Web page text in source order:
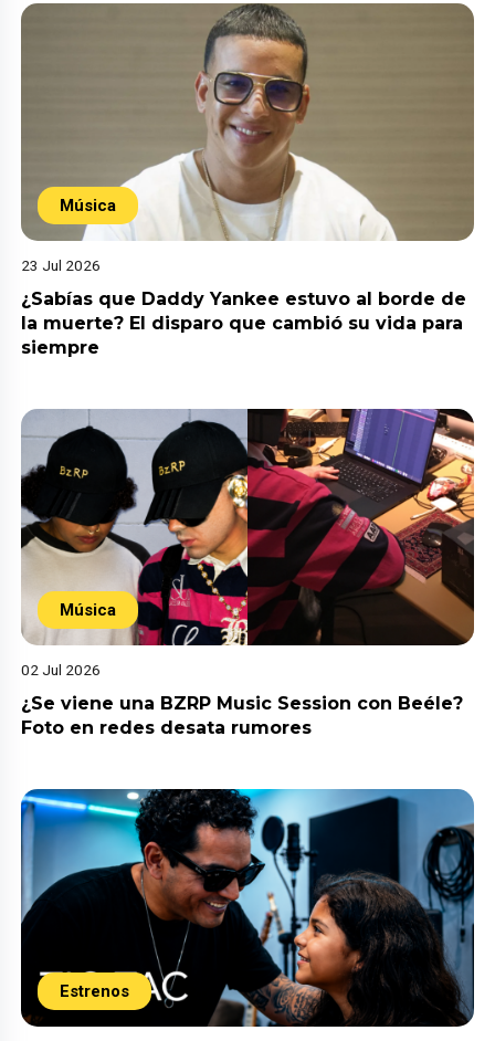
Música
23 Jul 2026
¿Sabías que Daddy Yankee estuvo al borde de
la muerte? El disparo que cambió su vida para
siempre
Música
02 Jul 2026
¿Se viene una BZRP Music Session con Beéle?
Foto en redes desata rumores
Estrenos